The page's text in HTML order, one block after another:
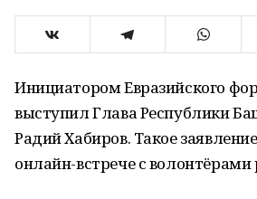
Инициатором Евразийского
выступил Глава Республики
Радий Хабиров. Такое
онлайн-встрече с волонтёрами